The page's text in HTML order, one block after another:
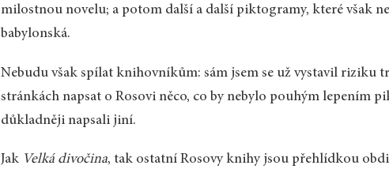
milostnou novelu; a potom další a další piktogramy, které však
babylonská.
Nebudu však spílat knihovníkům: sám jsem se už vystavil riziku
stránkách napsat o Rosovi něco, co by nebylo pouhým lepením
důkladněji napsali jiní.
Jak Velká divočina, tak ostatní Rosovy knihy jsou přehlídkou